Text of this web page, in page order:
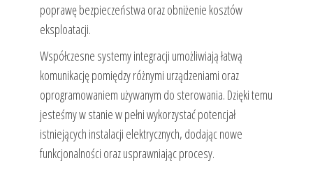
poprawę bezpieczeństwa oraz obniżenie kosztów
eksploatacji.
Współczesne systemy integracji umożliwiają łatwą
komunikację pomiędzy różnymi urządzeniami oraz
oprogramowaniem używanym do sterowania. Dzięki temu
jesteśmy w stanie w pełni wykorzystać potencjał
istniejących instalacji elektrycznych, dodając nowe
funkcjonalności oraz usprawniając procesy.